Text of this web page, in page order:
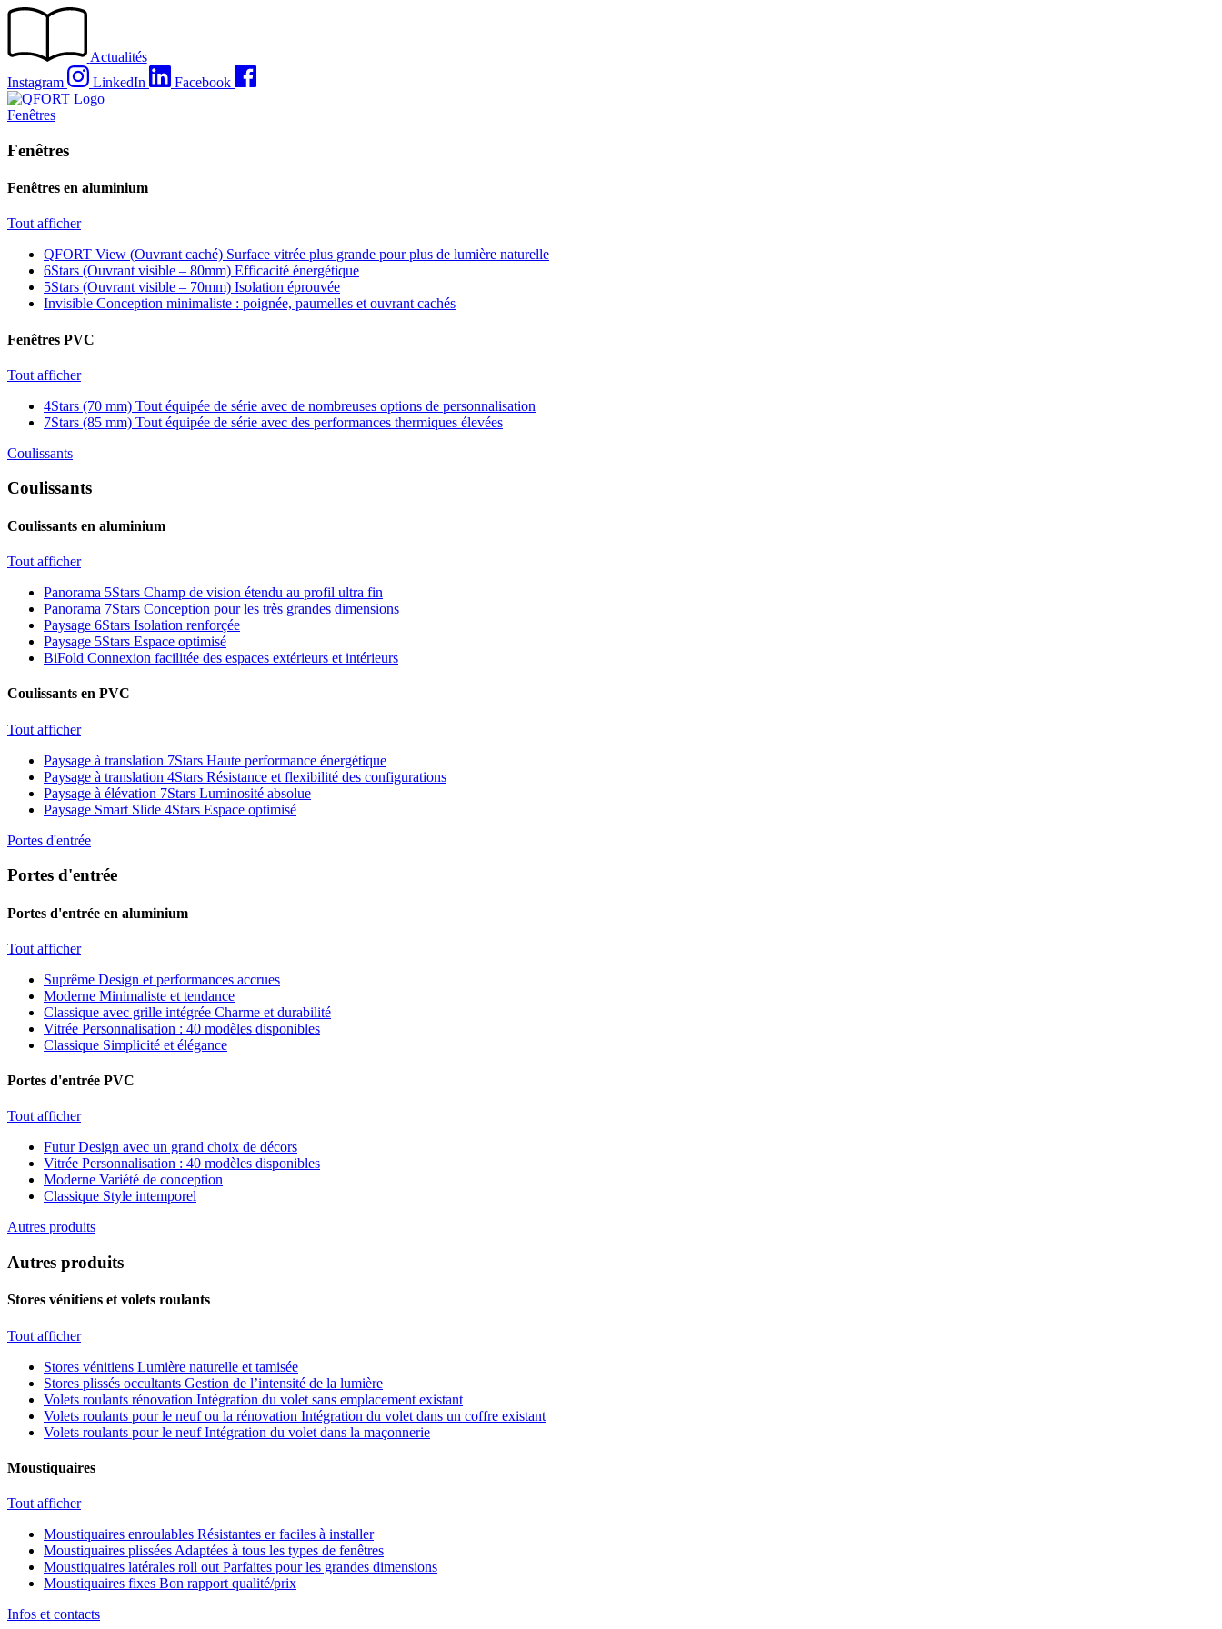
Passer
Actualités
Instagram
LinkedIn Facebook
Fenêtres
Fenêtres
Fenêtres en aluminium
Tout afficher
QFORT View (Ouvrant caché) Surface vitrée plus grande pour plus de lumière naturelle
6Stars (Ouvrant visible – 80mm) Efficacité énergétique
5Stars (Ouvrant visible – 70mm) Isolation éprouvée
Invisible Conception minimaliste : poignée, paumelles et ouvrant cachés
Fenêtres PVC
Tout afficher
4Stars (70 mm) Tout équipée de série avec de nombreuses options de personnalisation
7Stars (85 mm) Tout équipée de série avec des performances thermiques élevées
Coulissants
Coulissants
Coulissants en aluminium
Tout afficher
Panorama 5Stars Champ de vision étendu au profil ultra fin
Panorama 7Stars Conception pour les très grandes dimensions
Paysage 6Stars Isolation renforçée
Paysage 5Stars Espace optimisé
BiFold Connexion facilitée des espaces extérieurs et intérieurs
Coulissants en PVC
Tout afficher
Paysage à translation 7Stars Haute performance énergétique
Paysage à translation 4Stars Résistance et flexibilité des configurations
Paysage à élévation 7Stars Luminosité absolue
Paysage Smart Slide 4Stars Espace optimisé
Portes d'entrée
Portes d'entrée
Portes d'entrée en aluminium
Tout afficher
Suprême Design et performances accrues
Moderne Minimaliste et tendance
Classique avec grille intégrée Charme et durabilité
Vitrée Personnalisation : 40 modèles disponibles
Classique Simplicité et élégance
Portes d'entrée PVC
Tout afficher
Futur Design avec un grand choix de décors
Vitrée Personnalisation : 40 modèles disponibles
Moderne Variété de conception
Classique Style intemporel
Autres produits
Autres produits
Stores vénitiens et volets roulants
Tout afficher
Stores vénitiens Lumière naturelle et tamisée
Stores plissés occultants Gestion de l’intensité de la lumière
Volets roulants rénovation Intégration du volet sans emplacement existant
Volets roulants pour le neuf ou la rénovation Intégration du volet dans un coffre existant
Volets roulants pour le neuf Intégration du volet dans la maçonnerie
Moustiquaires
Tout afficher
Moustiquaires enroulables Résistantes er faciles à installer
Moustiquaires plissées Adaptées à tous les types de fenêtres
Moustiquaires latérales roll out Parfaites pour les grandes dimensions
Moustiquaires fixes Bon rapport qualité/prix
Infos et contacts